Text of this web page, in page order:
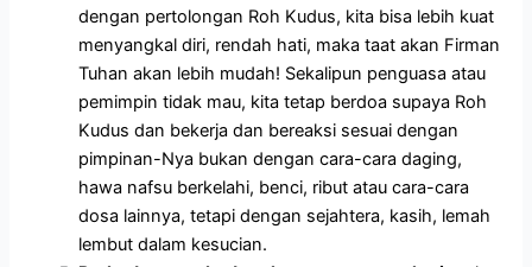
dengan pertolongan Roh Kudus, kita bisa lebih kuat
menyangkal diri, rendah hati, maka taat akan Firman
Tuhan akan lebih mudah! Sekalipun penguasa atau
pemimpin tidak mau, kita tetap berdoa supaya Roh
Kudus dan bekerja dan bereaksi sesuai dengan
pimpinan-Nya bukan dengan cara-cara daging,
hawa nafsu berkelahi, benci, ribut atau cara-cara
dosa lainnya, tetapi dengan sejahtera, kasih, lemah
lembut dalam kesucian.